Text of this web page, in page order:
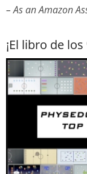
– As an Amazon
¡El libro de